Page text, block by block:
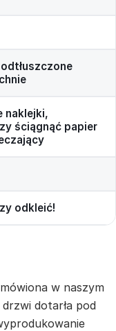
naklejki,
ściągnąć papier
odkleić!
w naszym
dotarła pod